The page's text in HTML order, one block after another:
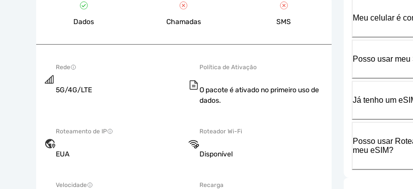
Dados Chamadas SMS
Rede
5G/4G/LTE
Política de Ativação
O pacote é ativado no primeiro uso de
dados.
Roteamento de IP
EUA
Roteador Wi-Fi
Disponível
Velocidade Recarga
Meu celular é
Posso usar
Já tenho um
Posso usar
meu eSIM?